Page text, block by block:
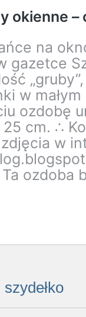
szydełko